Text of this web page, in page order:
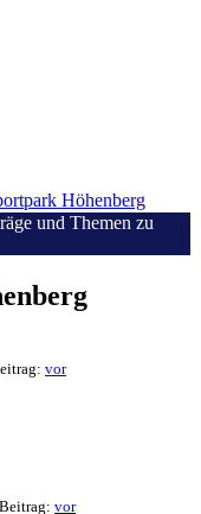
Höhenberg
und Themen zu
vor
vor